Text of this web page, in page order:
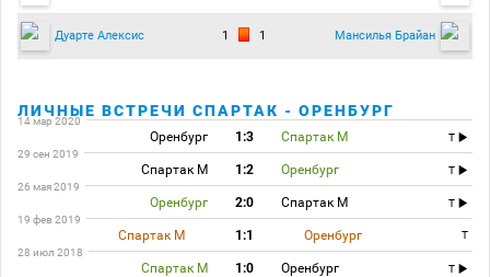
Дуарте Алексис 1 1 Мансилья Брайан
ЛИЧНЫЕ ВСТРЕЧИ СПАРТАК - ОРЕНБУРГ
14 мар 2020
Оренбург 1:3 Спартак М
T
29 сен 2019
Спартак М 1:2 Оренбург
T
26 мая 2019
Оренбург 2:0 Спартак М
T
19 фев 2019
Спартак М 1:1 Оренбург
T
28 июл 2018
Спартак М 1:0 Оренбург T